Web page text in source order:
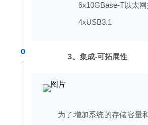
6x10GBase-T以太
4xUSB3.1
3、集成-可拓展性
为了增加系统的存储容量